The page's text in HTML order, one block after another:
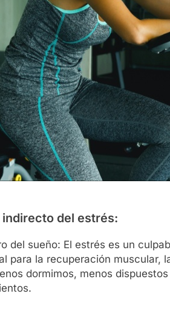
del estrés:
del sueño: El estrés es un
para la recuperación muscular,
dormimos, menos